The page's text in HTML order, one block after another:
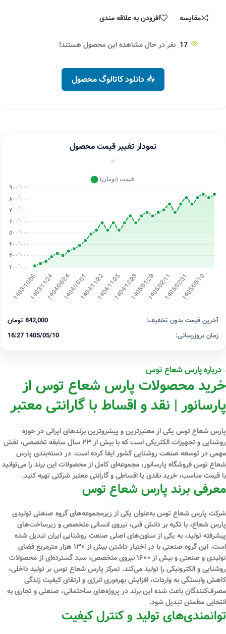
مقایسه افزودن به علاقه مندی
17 نفر در حال مشاهده این محصول هستند!
📥 دانلود کاتالوگ محصول
نمودار تغییر قیمت محصول
✅
آخرین قیمت بدون تخفیف:
842,000 تومان
زمان بروزرسانی:
1405/05/10 16:27
درباره پارس شعاع توس
خرید محصولات پارس شعاع توس از
پارسانور | نقد و اقساط با گارانتی معتبر
پارس شعاع توس یکی از معتبرترین و پیشروترین برندهای ایرانی در حوزه
روشنایی و تجهیزات الکتریکی است که با بیش از۲۳ سال سابقه تخصصی
، نقش
مهمی در توسعه صنعت روشنایی کشور ایفا کرده است. در دسته‌بندی پارس
شعاع توس فروشگاه پارسانور، مجموعه‌ای کامل از محصولات این برند را می‌توانید
باقیمت مناسب، خرید نقدی یا اقساطی و گارانتی معتبر شرکتی تهیه کنید.
معرفی برند پارس شعاع توس
شرکت پارس شعاع توسبه‌عنوان یکی از زیرمجموعه‌های گروه صنعتی تولیدی
پارس شعاع، با تکیه بر دانش فنی، نیروی انسانی متخصص و زیرساخت‌های
پیشرفته تولید، به یکی از ستون‌های اصلی صنعت روشنایی ایران تبدیل شده
است. این گروه صنعتی با در اختیار داشتن بیش از
۱۳۰ هزار مترمربع فضای
تولیدی و صنعتیو بیش از ۱۶۰۰ نیروی متخصص
، سبد گسترده‌ای از محصولات
روشنایی و الکترونیکی را تولید می‌کند. تمرکز پارس شعاع توس بر تولید داخلی،
کاهش وابستگی به واردات، افزایش بهره‌وری انرژی و ارتقای کیفیت زندگی
مصرف‌کنندگانباعث شده این برند در پروژه‌های ساختمانی، صنعتی و تجاری به
انتخابی مطمئن تبدیل شود.
توانمندی‌های تولید و کنترل کیفیت